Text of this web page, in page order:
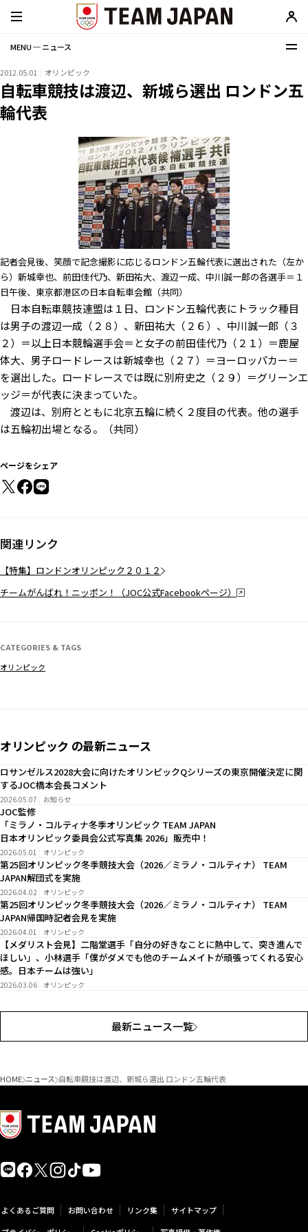
MENU ─ ニュース
2012.05.01 オリンピック
自転車競技は渡辺、新城ら選出 ロンドン五
輪代表
記者会見後、笑顔で記念撮影に応じるロンドン五輪代表に選出された（左か
ら）新城幸也、前田佳代乃、新田祐大、渡辺一成、中川誠一郎の各選手＝１
日午後、東京都港区の日本自転車会館（共同）
日本自転車競技連盟は１日、ロンドン五輪代表にトラック種目
は男子の渡辺一成（２８）、新田祐大（２６）、中川誠一郎（３
２）＝以上日本競輪選手会＝と女子の前田佳代乃（２１）＝鹿屋
体大、男子ロードレースは新城幸也（２７）＝ヨーロッパカー＝
を選出した。ロードレースでは既に別府史之（２９）＝グリーンエ
ッジ＝が代表に決まっていた。
渡辺は、別府とともに北京五輪に続く２度目の代表。他の選手
は五輪初出場となる。（共同）
ページをシェア
関連リンク
【特集】ロンドンオリンピック２０１２
チームがんばれ！ニッポン！（JOC公式Facebookページ）
CATEGORIES & TAGS
オリンピック
オリンピック の最新ニュース
ロサンゼルス2028大会に向けたオリンピックQシリーズの東京開催決定に関
するJOC橋本会長コメント
2026.05.07 お知らせ
JOC監修
「ミラノ・コルティナ冬季オリンピック TEAM JAPAN
日本オリンピック委員会公式写真集 2026」販売中！
2026.05.01 オリンピック
第25回オリンピック冬季競技大会（2026／ミラノ・コルティナ） TEAM
JAPAN解団式を実施
2026.04.02 オリンピック
第25回オリンピック冬季競技大会（2026／ミラノ・コルティナ） TEAM
JAPAN帰国時記者会見を実施
2026.04.01 オリンピック
【メダリスト会見】二階堂選手「自分の好きなことに熱中して、突き進んで
ほしい」、小林選手「僕がダメでも他のチームメイトが頑張ってくれる安心
感。日本チームは強い」
2026.03.06 オリンピック
最新ニュース一覧
HOME ニュース 自転車競技は渡辺、新城ら選出 ロンドン五輪代表
よくあるご質問 お問い合わせ リンク集
サイトマップ